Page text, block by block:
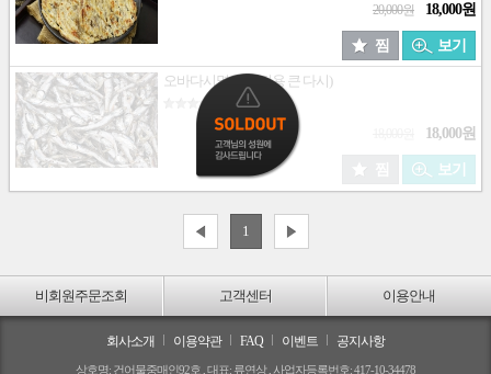
20,000원 18,000원
보기
찜
오바다시멸치(가정용 큰 다시)
평가(0)/문의(0)
18,000원
보기
1
비회원주문조회 고객센터 이용안내
회사소개 이용약관 FAQ 이벤트 공지사항
상호명: 건어물중매인92호 , 대표: 류연상 , 사업자등록번호: 417-10-34478